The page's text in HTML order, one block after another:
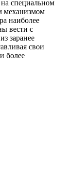
специальном
механизмом
наиболее
вести с
заранее
свои
более